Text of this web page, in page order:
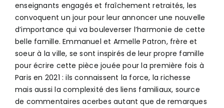
enseignants engagés et fraîchement retraités, les
convoquent un jour pour leur annoncer une nouvelle
d’importance qui va bouleverser l’harmonie de cette
belle famille. Emmanuel et Armelle Patron, frère et
soeur à la ville, se sont inspirés de leur propre famille
pour écrire cette pièce jouée pour la première fois à
Paris en 2021 : ils connaissent la force, la richesse
mais aussi la complexité des liens familiaux, source
de commentaires acerbes autant que de remarques